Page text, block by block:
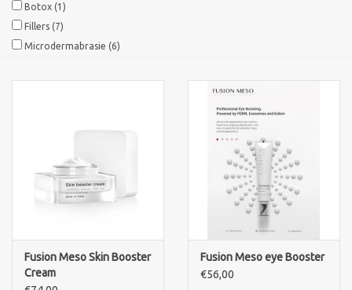
Botox (1)
Fillers (7)
Microdermabrasie (6)
Fusion Meso Skin Booster
Cream
Fusion Meso eye Booster
€56,00